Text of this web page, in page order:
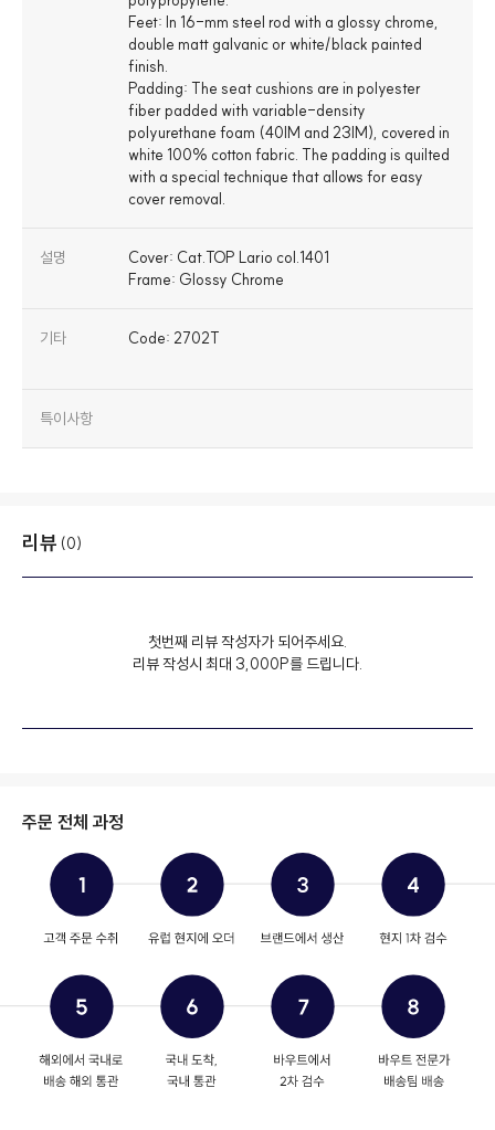
Feet: In 16-mm steel rod with a glossy chrome,
double matt galvanic or white/black painted
finish.
Padding: The seat cushions are in polyester
fiber padded with variable-density
polyurethane foam (40IM and 23IM), covered in
white 100% cotton fabric. The padding is quilted
with a special technique that allows for easy
설명
Cover: Cat.TOP Lario col.1401
Frame: Glossy Chrome
기타 Code: 2702T
특이사항
리뷰 (0)
첫번째 리뷰 작성자가 되어주세요.
리뷰 작성시 최대 3,000P를 드립니다.
주문 전체 과정